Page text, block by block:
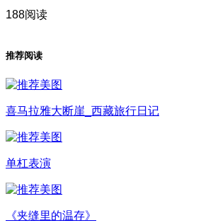
188阅读
推荐阅读
喜马拉雅大断崖_西藏旅行日记
单杠表演
《夹缝里的温存》